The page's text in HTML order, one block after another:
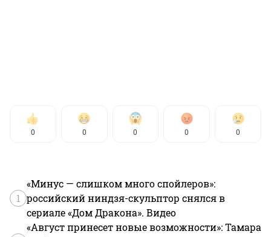
0 0 0 0 0
1
«Минус — слишком много спойлеров»:
российский ниндзя-скульптор снялся в
сериале «Дом Дракона». Видео
«Август принесет новые возможности»: Тамара